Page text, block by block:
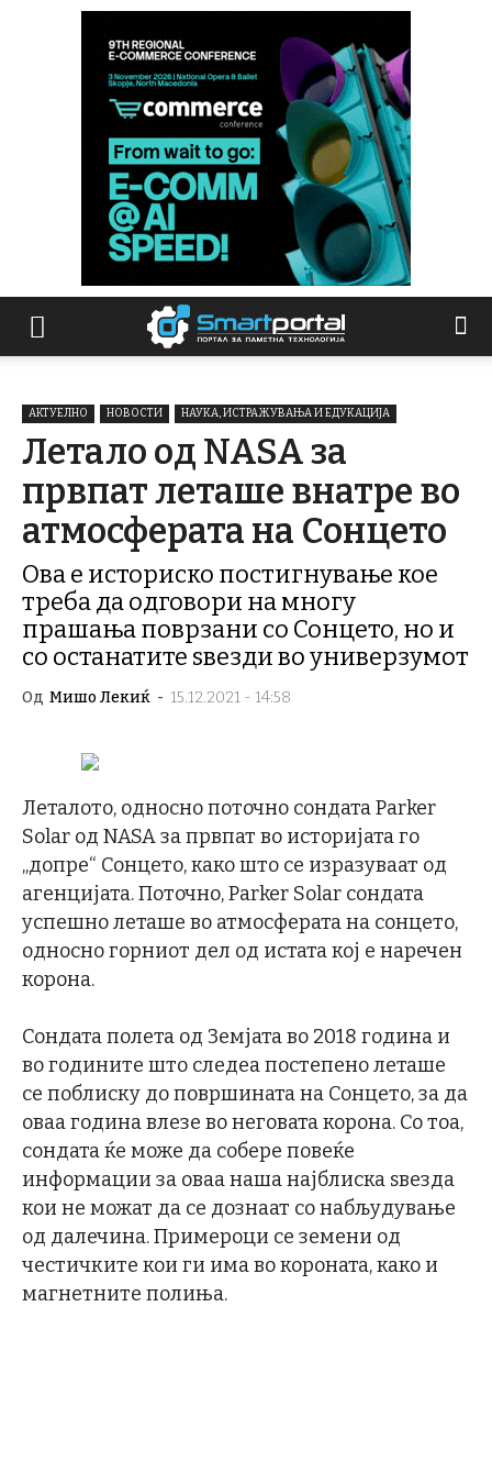
АКТУЕЛНО НОВОСТИ НАУКА, ИСТРАЖУВАЊА И ЕДУКАЦИЈА
Летало од NASA за
првпат леташе внатре во
атмосферата на Сонцето
Ова е историско постигнување кое
треба да одговори на многу
прашања поврзани со Сонцето, но и
со останатите ѕвезди во универзумот
Од Мишо Лекиќ - 15.12.2021 - 14:58
Леталото, односно поточно сондата Parker
Solar од NASA за првпат во историјата го
„допре“ Сонцето, како што се изразуваат од
агенцијата. Поточно, Parker Solar сондата
успешно леташе во атмосферата на сонцето,
односно горниот дел од истата кој е наречен
корона.
Сондата полета од Земјата во 2018 година и
во годините што следеа постепено леташе
се поблиску до површината на Сонцето, за да
оваа година влезе во неговата корона. Со тоа,
сондата ќе може да собере повеќе
информации за оваа наша најблиска ѕвезда
кои не можат да се дознаат со набљудување
од далечина. Примероци се земени од
честичките кои ги има во короната, како и
магнетните полиња.